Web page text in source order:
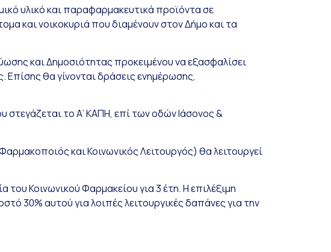
υλικό και παραφαρμακευτικά προϊόντα σε
και νοικοκυριά που διαμένουν στον Δήμο και τα
και Δημοσιότητας προκειμένου να εξασφαλίσει
Επίσης θα γίνονται δράσεις ενημέρωσης,
το Α’ ΚΑΠΗ, επί των οδών Ιάσονος &
και Κοινωνικός Λειτουργός) θα λειτουργεί
Κοινωνικού Φαρμακείου για 3 έτη. Η επιλέξιμη
30% αυτού για λοιπές λειτουργικές δαπάνες για την